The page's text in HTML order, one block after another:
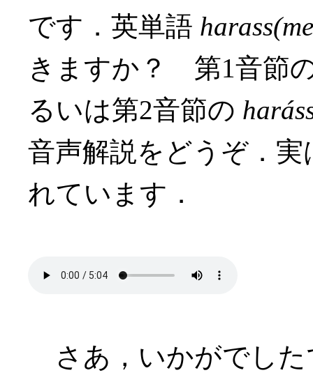
です．英単語
きますか？ 第1音節
るいは第2音節の
音声解説をどうぞ．
れています．
さあ，いかがでした